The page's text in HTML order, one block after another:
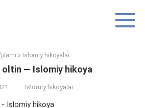
» Islomiy hikoyalar
oltin — Islomiy hikoya
Islomiy hikoyalar